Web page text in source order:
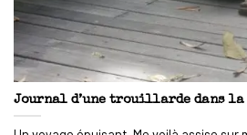
Journal d’une trouillarde dans la